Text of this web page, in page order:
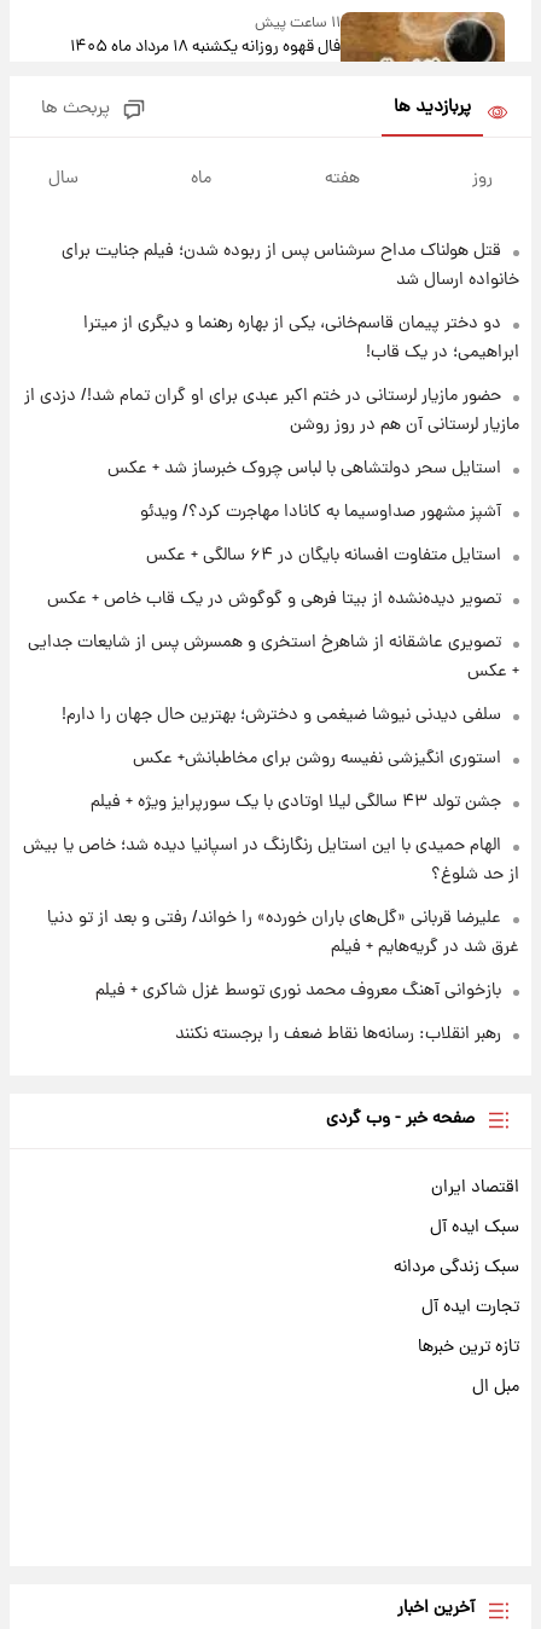
۱۱ ساعت پیش
فال قهوه روزانه یکشنبه ۱۸ مرداد ماه ۱۴۰۵
۲۰ ساعت پیش
لیونل مسی عزادار شد! + جزئیات
۱ روز پیش
لحظه برخورد رعد و برق به ساختمان مرکز تجارت
جهانی در آمریکا + فیلم
برای اولین بار؛ انتشار تصاویری از رهبر جدید
انقلاب/ویدیو
تصاویر عمامه بستن به شیوه خاتمی/ویدیو
پربازدید ها پربحث ها
روز هفته ماه سال
قتل هولناک مداح سرشناس پس از ربوده شدن؛ فیلم جنایت برای
خانواده ارسال شد
دو دختر پیمان قاسم‌خانی، یکی از بهاره رهنما و دیگری از میترا
ابراهیمی؛ در یک قاب!
حضور مازیار لرستانی در ختم اکبر عبدی برای او گران تمام شد!/ دزدی از
مازیار لرستانی آن هم در روز روشن
استایل سحر دولتشاهی با لباس چروک خبرساز شد + عکس
آشپز مشهور صداوسیما به کانادا مهاجرت کرد؟/ ویدئو
استایل متفاوت افسانه بایگان در ۶۴ سالگی + عکس
تصویر دیده‌نشده از بیتا فرهی و گوگوش در یک قاب خاص + عکس
تصویری عاشقانه از شاهرخ استخری و همسرش پس از شایعات جدایی
+ عکس
سلفی دیدنی نیوشا ضیغمی و دخترش؛ بهترین حال جهان را دارم!
استوری انگیزشی نفیسه روشن برای مخاطبانش+ عکس
جشن تولد ۴۳ سالگی لیلا اوتادی با یک سورپرایز ویژه + فیلم
الهام حمیدی با این استایل رنگارنگ در اسپانیا دیده شد؛ خاص یا بیش
از حد شلوغ؟
علیرضا قربانی «گل‌های باران خورده» را خواند/ رفتی و بعد از تو دنیا
غرق شد در گریه‌هایم + فیلم
بازخوانی آهنگ معروف محمد نوری توسط غزل شاکری + فیلم
رهبر انقلاب: رسانه‌ها نقاط ضعف را برجسته نکنند
صفحه خبر - وب گردی
اقتصاد ایران
سبک ایده آل
سبک زندگی مردانه
تجارت ایده آل
تازه ترین خبرها
مبل ال
آخرین اخبار